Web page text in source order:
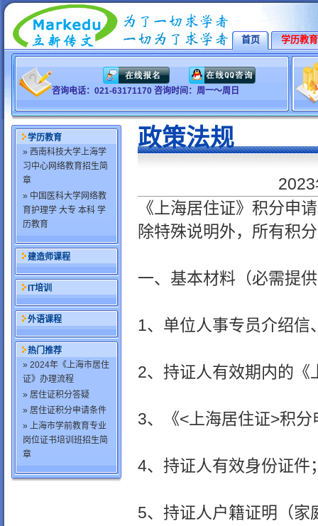
首页 学历教育
咨询电话：021-63171170 咨询时间：周一～周日
学历教育
» 西南科技大学上海学
习中心网络教育招生简
章
» 中国医科大学网络教
育护理学 大专 本科 学
历教育
建造师课程
IT培训
外语课程
热门推荐
» 2024年《上海市居住
证》办理流程
» 居住证积分答疑
» 居住证积分申请条件
» 上海市学前教育专业
岗位证书培训班招生简
章
政策法规
《上海居住证》积分申
除特殊说明外，所有积
一、基本材料（必需提
1、单位人事专员介绍信
2、持证人有效期内的《
3、《<上海居住证>积
4、持证人有效身份证件
5、持证人户籍证明（家